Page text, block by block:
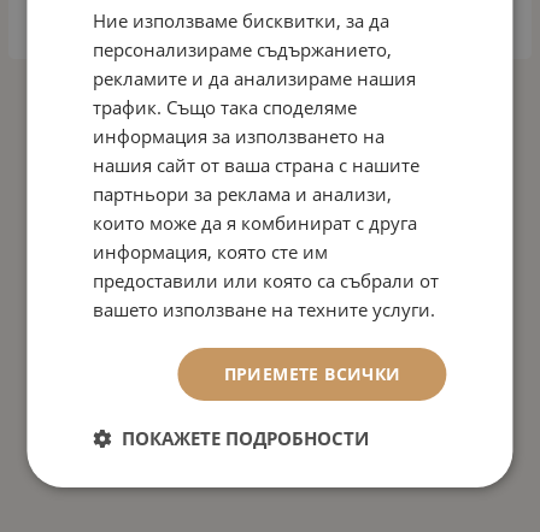
КУПИ
На страница по:
Ние използваме бисквитки, за да
персонализираме съдържанието,
рекламите и да анализираме нашия
трафик. Също така споделяме
информация за използването на
нашия сайт от ваша страна с нашите
партньори за реклама и анализи,
които може да я комбинират с друга
информация, която сте им
предоставили или която са събрали от
вашето използване на техните услуги.
ПРИЕМЕТЕ ВСИЧКИ
ПОКАЖЕТЕ ПОДРОБНОСТИ